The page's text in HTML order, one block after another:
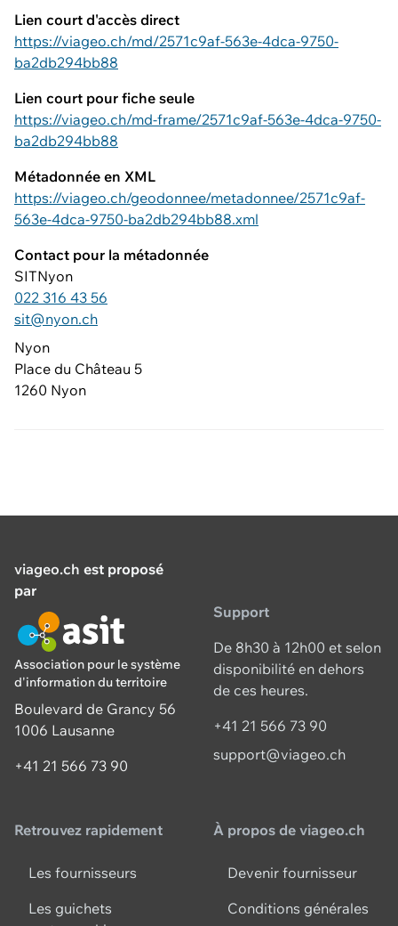
Lien court d'accès direct
https://viageo.ch/md/2571c9af-563e-4dca-9750-
ba2db294bb88
Lien court pour fiche seule
https://viageo.ch/md-frame/2571c9af-563e-4dca-9750-
ba2db294bb88
Métadonnée en XML
https://viageo.ch/geodonnee/metadonnee/2571c9af-
563e-4dca-9750-ba2db294bb88.xml
Contact pour la métadonnée
SITNyon
022 316 43 56
sit@nyon.ch
Nyon
Place du Château 5
1260 Nyon
viageo.ch est proposé
par
Association pour le système
d'information du territoire
Boulevard de Grancy 56
1006 Lausanne
+41 21 566 73 90
Support
De 8h30 à 12h00 et selon
disponibilité en dehors
de ces heures.
+41 21 566 73 90
support@viageo.ch
Retrouvez rapidement
Les fournisseurs
Les guichets
À propos de viageo.ch
Devenir fournisseur
Conditions générales